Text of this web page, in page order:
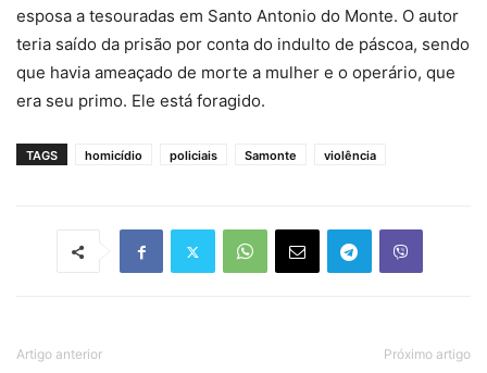
esposa a tesouradas em Santo Antonio do Monte. O autor
teria saído da prisão por conta do indulto de páscoa, sendo
que havia ameaçado de morte a mulher e o operário, que
era seu primo. Ele está foragido.
TAGS homicídio policiais Samonte violência
Artigo anterior Próximo artigo